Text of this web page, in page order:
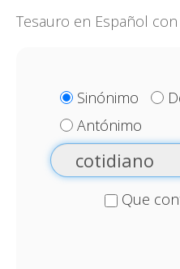
Tesauro en Español
Sinónimo
Antónimo
Que